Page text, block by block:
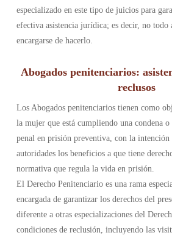
especializado en este tipo de juicios para
efectiva asistencia jurídica; es decir, no todo
encargarse de hacerlo.
Abogados penitenciarios:
reclusos
Los Abogados penitenciarios tienen como
la mujer que está cumpliendo una condena o
penal en prisión preventiva, con la intención
autoridades los beneficios a que tiene
normativa que regula la vida en prisión.
El Derecho Penitenciario es una rama
encargada de garantizar los derechos del
diferente a otras especializaciones del
condiciones de reclusión, incluyendo las